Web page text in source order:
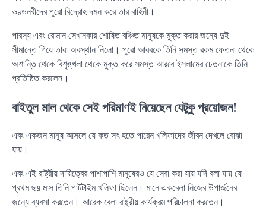
ভণ্ডনবীদের পুরো বিদ্রোহ দমন করে তার বাহিনী।
পারস্য এবং রোমান সেখানকার শোষিত বঞ্চিত মানুষকে মুক্ত করার জন্যে দুই
সীমান্তে গিয়ে তারা অবস্থান নিলো। পুরো আরবকে তিনি সমস্ত রকম ফেতনা থেকে
অশান্তি থেকে বিশৃঙ্খলা থেকে মুক্ত করে সমস্ত আরবে ইসলামের চেতনাকে তিনি
প্রতিষ্ঠিত করলেন।
বাইতুল মাল থেকে সেই পরিমাণই নিয়েছেন যেটুকু প্রয়োজন!
এবং একজন মানুষ আসলে যে কত সৎ হতে পারেন খলিফাদের জীবন দেখলে বোঝা
যায়।
এবং এই রাষ্ট্রীয় দায়িত্বের পাশাপাশি মানুষেরও যে সেবা করা যায় যদি বলা যায় যে
প্রথম ছয় মাস তিনি পার্টটাইম খলিফা ছিলেন। মানে একবেলা নিজের উপার্জনের
জন্যে ব্যবসা করতেন। আরেক বেলা রাষ্ট্রীয় কার্যক্রম পরিচালনা করতেন।